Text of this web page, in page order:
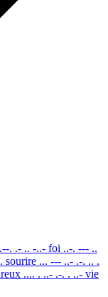
.--. .- .. -..- foi ..-. --- ..
sourire ... --- ..- .-. .. .
.... . ..- .-. . ..- vie